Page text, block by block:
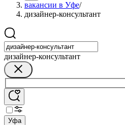
вакансии в Уфе/
дизайнер-консультант
дизайнер-консультант
Уфа